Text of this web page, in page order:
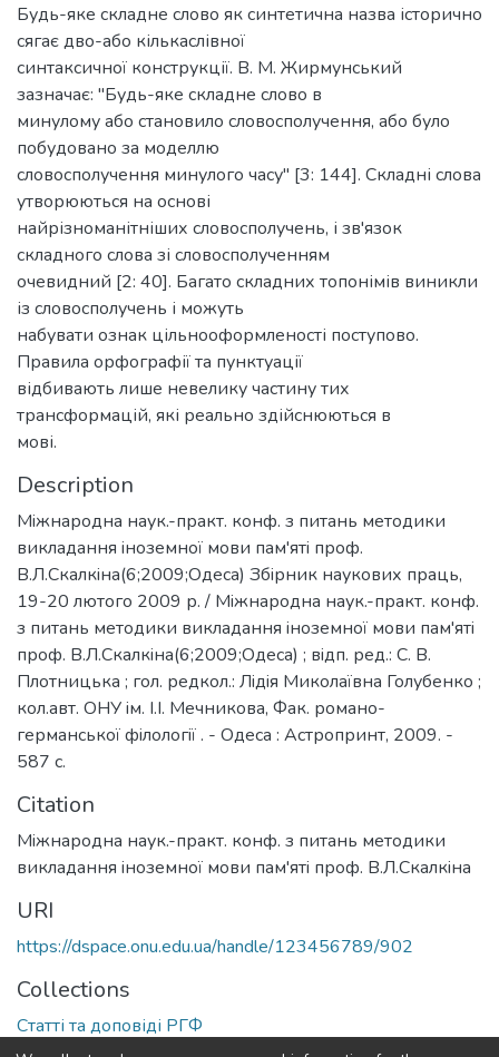
Будь-яке складне слово як синтетична назва історично
сягає дво-або кількаслівної
синтаксичної конструкції. В. М. Жирмунський
зазначає: "Будь-яке складне слово в
минулому або становило словосполучення, або було
побудовано за моделлю
словосполучення минулого часу" [3: 144]. Складні слова
утворюються на основі
найрізноманітніших словосполучень, і зв'язок
складного слова зі словосполученням
очевидний [2: 40]. Багато складних топонімів виникли
із словосполучень і можуть
набувати ознак цільнооформленості поступово.
Правила орфографії та пунктуації
відбивають лише невелику частину тих
трансформацій, які реально здійснюються в
мові.
Description
Мiжнародна наук.-практ. конф. з питань методики
викладання iноземної мови пам'ятi проф.
В.Л.Скалкiна(6;2009;Одеса) Збiрник наукових праць,
19-20 лютого 2009 р. / Мiжнародна наук.-практ. конф.
з питань методики викладання iноземної мови пам'ятi
проф. В.Л.Скалкiна(6;2009;Одеса) ; вiдп. ред.: С. В.
Плотницька ; гол. редкол.: Лiдiя Миколаївна Голубенко ;
кол.авт. ОНУ iм. I.I. Мечникова, Фак. романо-
германської фiлологiї . - Одеса : Астропринт, 2009. -
587 с.
Citation
Мiжнародна наук.-практ. конф. з питань методики
викладання iноземної мови пам'ятi проф. В.Л.Скалкiна
URI
https://dspace.onu.edu.ua/handle/123456789/902
Collections
Статті та доповіді РГФ